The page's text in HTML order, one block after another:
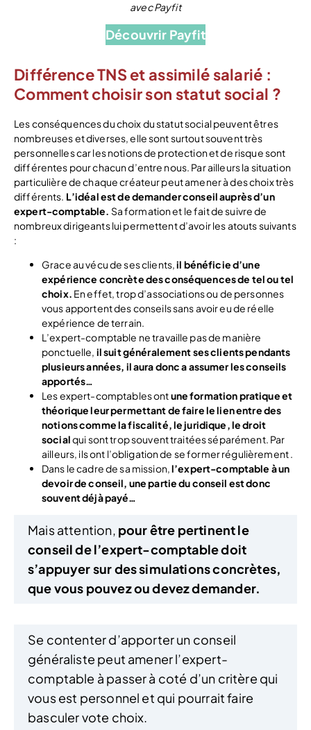
avec Payfit
Découvrir Payfit
Différence TNS et assimilé salarié :
Comment choisir son statut social ?
Les conséquences du choix du statut social peuvent êtres
nombreuses et diverses, elle sont surtout souvent très
personnelles car les notions de protection et de risque sont
différentes pour chacun d’entre nous. Par ailleurs la situation
particulière de chaque créateur peut amener à des choix très
différents. L’idéal est de demander conseil auprès d’un
expert-comptable. Sa formation et le fait de suivre de
nombreux dirigeants lui permettent d’avoir les atouts suivants
:
Grace au vécu de ses clients,il bénéficie d’une
expérience concrète des conséquences de tel ou tel
choix. En effet, trop d’associations ou de personnes
vous apportent des conseils sans avoir eu de réelle
expérience de terrain.
L’expert-comptable ne travaille pas de manière
ponctuelle, il suit généralement ses clients pendants
plusieurs années, il aura donc a assumer les conseils
apportés…
Les expert-comptables ontune formation pratique et
théorique leur permettant de faire le lien entre des
notions comme la fiscalité, le juridique, le droit
socialqui sont trop souvent traitées séparément. Par
ailleurs, ils ont l’obligation de se former régulièrement .
Dans le cadre de sa mission,l’expert-comptable à un
devoir de conseil, une partie du conseil est donc
souvent déjà payé…
Mais attention, pour être pertinent le
conseil de l’expert-comptable doit
s’appuyer sur des simulations concrètes,
que vous pouvez ou devez demander.
Se contenter d’apporter un conseil
généraliste peut amener l’expert-
comptable à passer à coté d’un critère qui
vous est personnel et qui pourrait faire
basculer vote choix.